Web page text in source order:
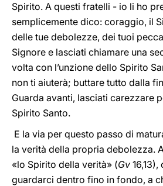
Spirito. A questi fratelli - io li ho
semplicemente dico: coraggio, il
delle tue debolezze, dei tuoi
Signore e lasciati chiamare una
volta con l’unzione dello Spirito
non ti aiuterà; buttare tutto dalla
Guarda avanti, lasciati carezzare
Spirito Santo.
E la via per questo passo di
la verità della propria debolezza.
«lo Spirito della verità» (Gv
guardarci dentro fino in fondo, a